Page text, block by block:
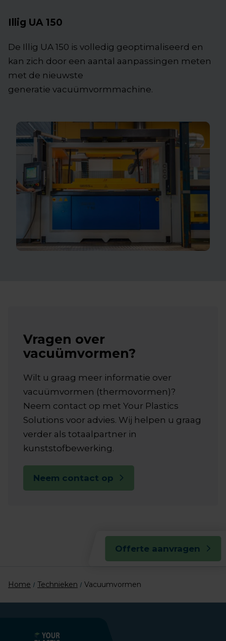
Illig UA 150
De Illig UA 150 is volledig geoptimaliseerd en
kan zich door een aantal aanpassingen meten
met de nieuwste
generatie vacuümvormmachine.
Vragen over
vacuümvormen?
Wilt u graag meer informatie over
vacuümvormen (thermovormen)?
Neem contact op met Your Plastics
Solutions voor advies. Wij helpen u graag
verder als totaalpartner in
kunststofbewerking.
Neem contact op
Offerte aanvragen
Home Technieken Vacuumvormen